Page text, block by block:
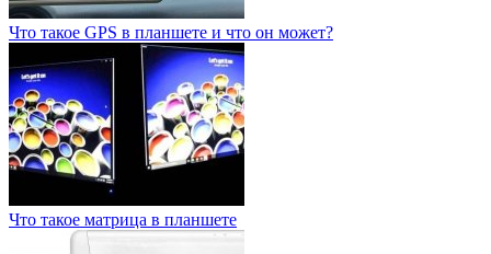
Что такое GPS в планшете и что он может?
Что такое матрица в планшете